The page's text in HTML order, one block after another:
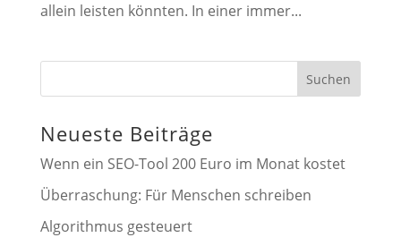
allein leisten könnten. In einer immer...
Suchen
Neueste Beiträge
Wenn ein SEO-Tool 200 Euro im Monat kostet
Überraschung: Für Menschen schreiben
Algorithmus gesteuert